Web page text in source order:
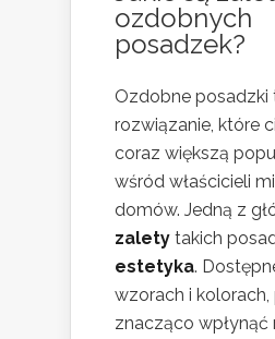
ozdobnych
posadzek?
Ozdobne posadzki
rozwiązanie, które
coraz większą
wśród właścicieli
domów. Jedną z
zalety takich
estetyka.
wzorach i kolorach,
znacząco wpłynąć